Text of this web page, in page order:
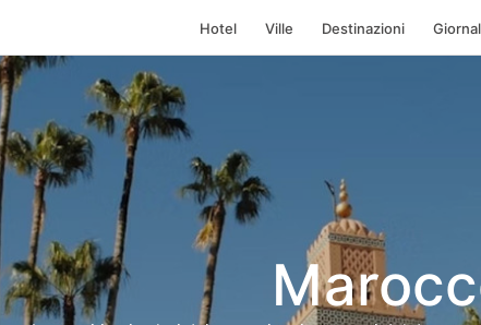
Hotel Ville Destinazioni